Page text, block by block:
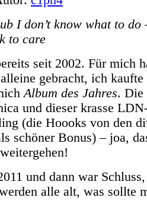
I don’t know what to do
to care
seit 2002. Für mich
gebracht, ich
Album des Jahres. Die
und dieser krasse
(die Hoooks von den
schöner Bonus) – joa,
und dann war
alle alt, was sollte